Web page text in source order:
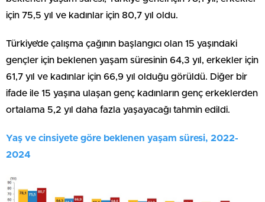
için 75,5 yıl ve kadınlar için 80,7 yıl oldu.
Türkiye’de çalışma çağının başlangıcı olan 15 yaşındaki
gençler için beklenen yaşam süresinin 64,3 yıl, erkekler için
61,7 yıl ve kadınlar için 66,9 yıl olduğu görüldü. Diğer bir
ifade ile 15 yaşına ulaşan genç kadınların genç erkeklerden
ortalama 5,2 yıl daha fazla yaşayacağı tahmin edildi.
Yaş ve cinsiyete göre beklenen yaşam süresi, 2022-
2024